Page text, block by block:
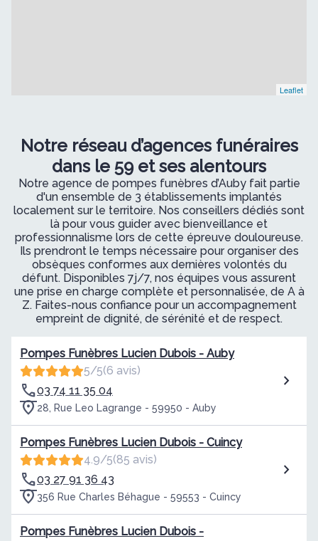
Leaflet
Notre réseau d’agences funéraires
dans le 59 et ses alentours
Notre agence de pompes funèbres d’Auby fait partie
d'un ensemble de 3 établissements implantés
localement sur le territoire. Nos conseillers dédiés sont
là pour vous guider avec bienveillance et
professionnalisme lors de cette épreuve douloureuse.
Ils prendront le temps nécessaire pour organiser des
obsèques conformes aux dernières volontés du
défunt. Disponibles 7j/7, nos équipes vous assurent
une prise en charge complète et personnalisée, de A à
Z. Faites-nous confiance pour un accompagnement
empreint de dignité, de sérénité et de respect.
Pompes Funèbres Lucien Dubois - Auby
5/5(6 avis)
03 74 11 35 04
28, Rue Leo Lagrange - 59950 - Auby
Pompes Funèbres Lucien Dubois - Cuincy
4.9/5(85 avis)
03 27 91 36 43
356 Rue Charles Béhague - 59553 - Cuincy
Pompes Funèbres Lucien Dubois -